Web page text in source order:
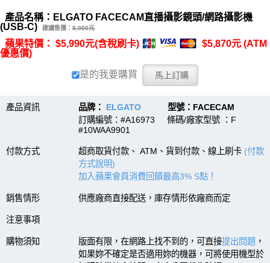
產品名稱：ELGATO FACECAM直播攝影鏡頭/網路攝影機
(USB-C)
建議售價： 8,000元
蘋果特價： $5,990元(含稅刷卡)
$5,870元 (ATM
優惠價)
是的我要購買
產品資訊 品牌： ELGATO 型號：FACECAM
訂購編號：#A16973 條碼/廠家型號 ：F
#10WAA9901
付款方式 超商取貨付款、 ATM、貨到付款、線上刷卡 (付款
方式說明)
加入蘋果會員消費回饋最高3% S點！
銷售情形 供應廠商直接配送，庫存情形依廠商而定
注意事項
購物須知 版面有限，在網路上找不到的，可直接提出問題 ，
如果妳不確定是否適用妳的機器，可將使用機型於